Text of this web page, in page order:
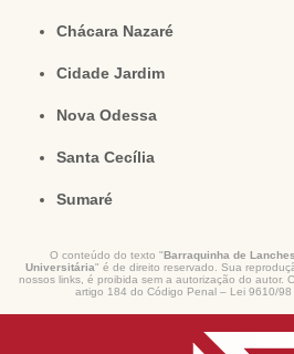
Chácara Nazaré
Cidade Jardim
Nova Odessa
Santa Cecília
Sumaré
O conteúdo do texto "Barraquinha de
Universitária" é de direito reservado. Sua
nossos links, é proibida sem a autorização do autor.
artigo 184 do Código Penal – Lei 9610/